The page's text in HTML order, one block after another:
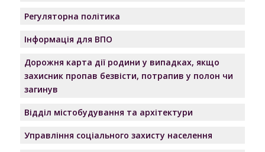
Регуляторна політика
Інформація для ВПО
Дорожня карта дії родини у випадках, якщо
захисник пропав безвісти, потрапив у полон чи
загинув
Відділ містобудування та архітектури
Управління соціального захисту населення